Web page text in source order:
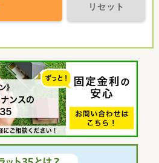
リセット